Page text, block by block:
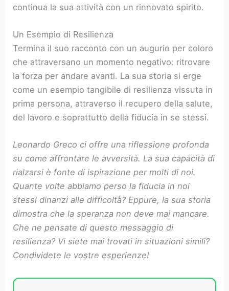
continua la sua attività con un rinnovato spirito.
Un Esempio di Resilienza
Termina il suo racconto con un augurio per coloro
che attraversano un momento negativo: ritrovare
la forza per andare avanti. La sua storia si erge
come un esempio tangibile di resilienza vissuta in
prima persona, attraverso il recupero della salute,
del lavoro e soprattutto della fiducia in se stessi.
Leonardo Greco ci offre una riflessione profonda
su come affrontare le avversità. La sua capacità di
rialzarsi è fonte di ispirazione per molti di noi.
Quante volte abbiamo perso la fiducia in noi
stessi dinanzi alle difficoltà? Eppure, la sua storia
dimostra che la speranza non deve mai mancare.
Che ne pensate di questo messaggio di
resilienza? Vi siete mai trovati in situazioni simili?
Condividete le vostre esperienze!